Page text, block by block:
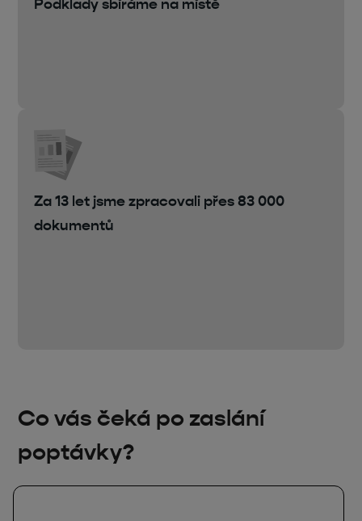
Podklady sbíráme na místě
Za 13 let jsme zpracovali přes 83 000
dokumentů
Co vás čeká po zaslání
poptávky?